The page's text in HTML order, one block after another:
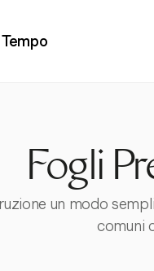
Fogli
un modo
comuni